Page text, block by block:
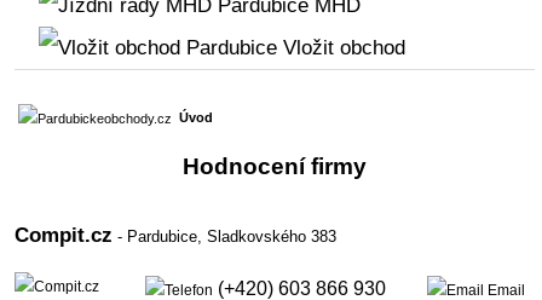
MHD
Vložit obchod
Úvod
Hodnocení firmy
Compit.cz - Pardubice,Sladkovského 383
(+420) 603 866 930 Email